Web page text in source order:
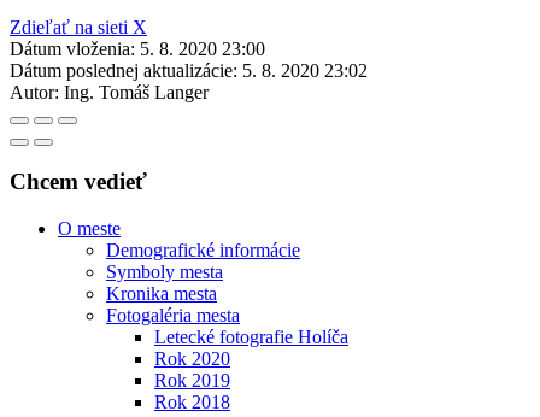
Zdieľať na sieti X
Dátum vloženia: 5. 8. 2020 23:00
Dátum poslednej aktualizácie: 5. 8. 2020 23:02
Autor: Ing. Tomáš Langer
Chcem vedieť
O meste
Demografické informácie
Symboly mesta
Kronika mesta
Fotogaléria mesta
Letecké fotografie Holíča
Rok 2020
Rok 2019
Rok 2018